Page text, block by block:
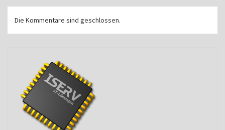
Die Kommentare sind geschlossen.